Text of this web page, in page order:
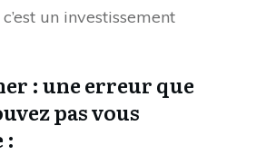
un investissement
: une erreur que
pas vous
: